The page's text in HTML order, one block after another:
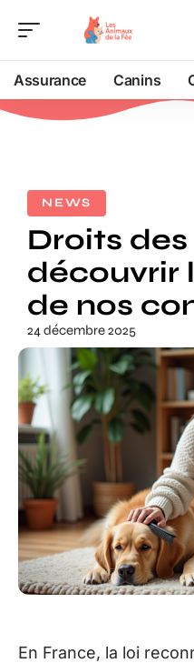
Assurance Canins
NEWS
Droits
découvrir
de nos
24 décembre 2025
En France, la loi